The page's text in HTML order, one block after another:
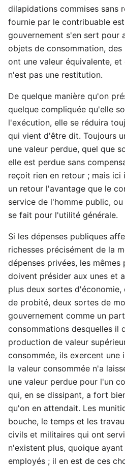
dilapidations commises sans
fournie par le contribuable
gouvernement s'en sert pour
objets de consommation,
ont une valeur équivalente,
n'est pas une restitution.
De quelque manière qu'on
quelque compliquée qu'elle
l'exécution, elle se réduira
qui vient d'être dit. Toujours
une valeur perdue, quel que
elle est perdue sans
reçoit rien en retour ; mais
un retour l'avantage que le
service de l'homme public,
se fait pour l'utilité générale.
Si les dépenses publiques
richesses précisément de la
dépenses privées, les
doivent présider aux unes et
plus deux sortes
de probité, deux sortes de
gouvernement comme un
consommations desquelles il
production de valeur
consommée, ils exercent une
la valeur consommée n'a
une valeur perdue pour l'un
qui, en se dissipant, a fort
qu'on en attendait. Les
bouche, le temps et les
civils et militaires qui ont
n'existent plus, quoique
employés ; il en est de ces